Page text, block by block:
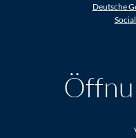
Deutsche